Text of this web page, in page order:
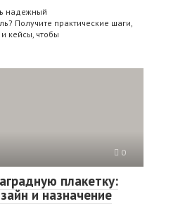
надежный
Получите практические шаги,
кейсы, чтобы
0
плакетку:
и назначение